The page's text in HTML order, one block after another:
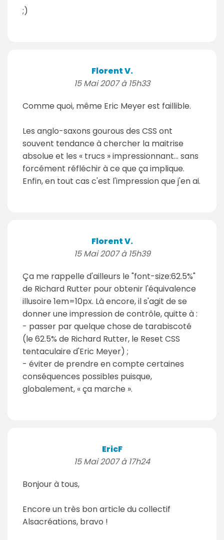
;)
Florent V.
15 Mai 2007 à 15h33
Comme quoi, même Eric Meyer est faillible.
Les anglo-saxons gourous des CSS ont
souvent tendance à chercher la maitrise
absolue et les « trucs » impressionnant... sans
forcément réfléchir à ce que ça implique.
Enfin, en tout cas c'est l'impression que j'en ai.
Florent V.
15 Mai 2007 à 15h39
Ça me rappelle d'ailleurs le "font-size:62.5%"
de Richard Rutter pour obtenir l'équivalence
illusoire 1em=10px. Là encore, il s'agit de se
donner une impression de contrôle, quitte à :
- passer par quelque chose de tarabiscoté
(le 62.5% de Richard Rutter, le Reset CSS
tentaculaire d'Eric Meyer) ;
- éviter de prendre en compte certaines
conséquences possibles puisque,
globalement, « ça marche ».
EricF
15 Mai 2007 à 17h24
Bonjour à tous,
Encore un très bon article du collectif
Alsacréations, bravo !